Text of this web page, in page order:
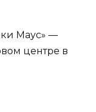
Маус» —
центре в